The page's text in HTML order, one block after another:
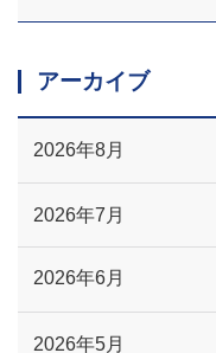
アーカイブ
2026年8月
2026年7月
2026年6月
2026年5月